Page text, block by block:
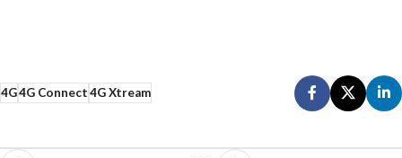
4G4G Connect4G Xtream